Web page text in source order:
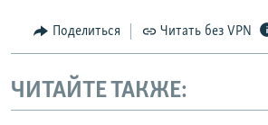
Поделиться Читать без VPN
ЧИТАЙТЕ ТАКЖЕ: